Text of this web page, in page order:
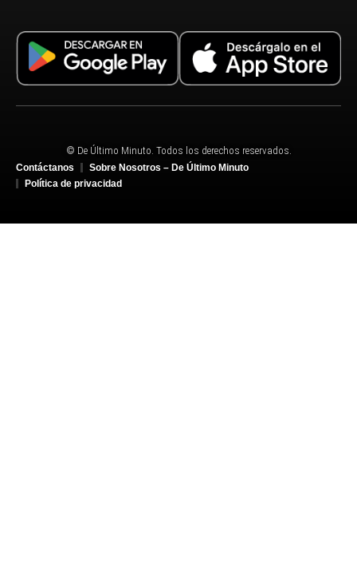
© De Último Minuto. Todos los derechos reservados.
Contáctanos
Sobre Nosotros – De Último Minuto
Política de privacidad